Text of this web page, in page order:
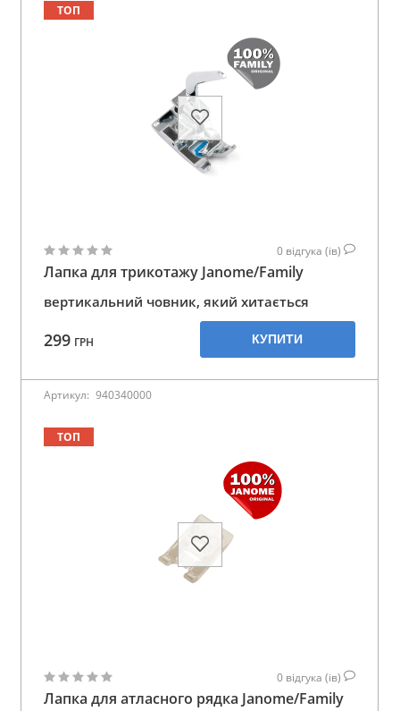
ТОП
0 відгука (ів)
Лапка для трикотажу Janome/Family
вертикальний човник, який хитається
299 ГРН КУПИТИ
Артикул: 940340000
ТОП
0 відгука (ів)
Лапка для атласного рядка Janome/Family